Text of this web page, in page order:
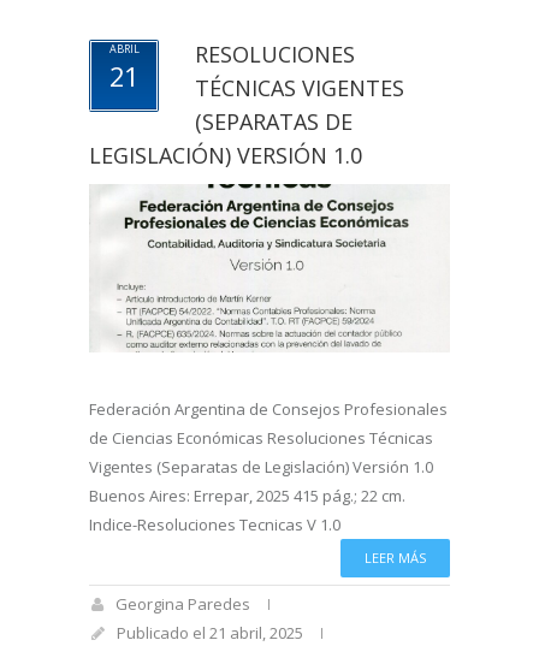
ABRIL
21
RESOLUCIONES
TÉCNICAS VIGENTES
(SEPARATAS DE
LEGISLACIÓN) VERSIÓN 1.0
Federación Argentina de Consejos Profesionales
de Ciencias Económicas Resoluciones Técnicas
Vigentes (Separatas de Legislación) Versión 1.0
Buenos Aires: Errepar, 2025 415 pág.; 22 cm.
Indice-Resoluciones Tecnicas V 1.0
LEER MÁS
Georgina Paredes
Publicado el 21 abril, 2025